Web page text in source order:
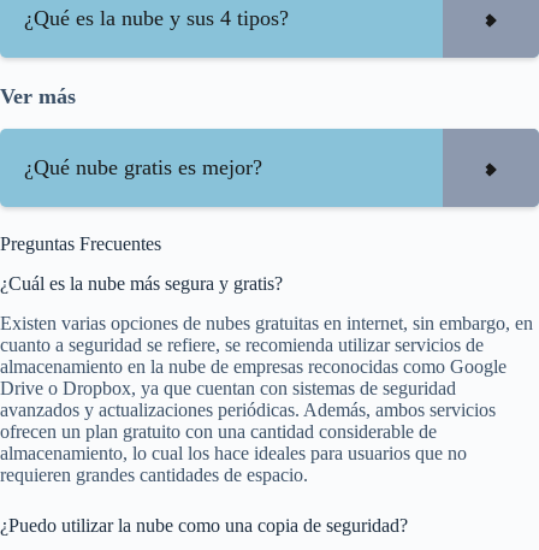
¿Qué es la nube y sus 4 tipos?
Ver más
¿Qué nube gratis es mejor?
Preguntas Frecuentes
¿Cuál es la nube más segura y gratis?
Existen varias opciones de nubes gratuitas en internet, sin embargo, en
cuanto a seguridad se refiere, se recomienda utilizar servicios de
almacenamiento en la nube de empresas reconocidas como Google
Drive o Dropbox, ya que cuentan con sistemas de seguridad
avanzados y actualizaciones periódicas. Además, ambos servicios
ofrecen un plan gratuito con una cantidad considerable de
almacenamiento, lo cual los hace ideales para usuarios que no
requieren grandes cantidades de espacio.
¿Puedo utilizar la nube como una copia de seguridad?